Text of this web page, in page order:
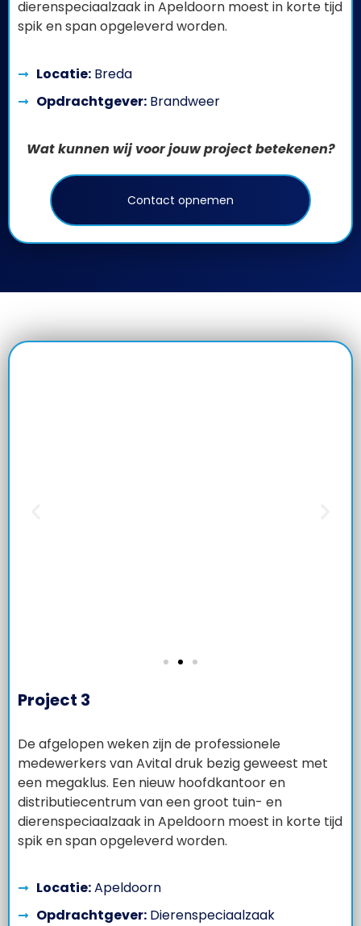
dierenspeciaalzaak in Apeldoorn moest in korte tijd
spik en span opgeleverd worden.
Locatie:Breda
Opdrachtgever:Brandweer
Wat kunnen wij voor jouw project betekenen?
Contact opnemen
Project 3
De afgelopen weken zijn de professionele
medewerkers van Avital druk bezig geweest met
een megaklus. Een nieuw hoofdkantoor en
distributiecentrum van een groot tuin- en
dierenspeciaalzaak in Apeldoorn moest in korte tijd
spik en span opgeleverd worden.
Locatie:Apeldoorn
Opdrachtgever:Dierenspeciaalzaak